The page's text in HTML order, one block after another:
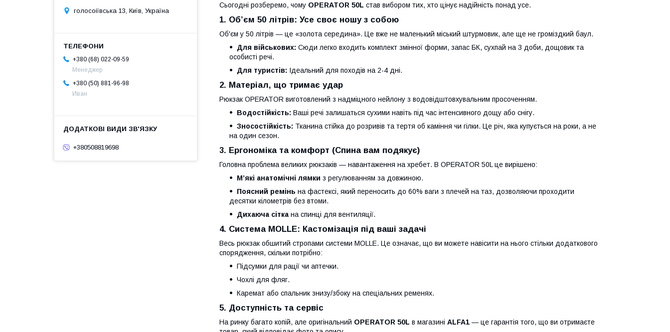
Сьогодні розберемо, чому OPERATOR 50L став вибором тих, хто цінує надійність понад усе.
1. Об’єм 50 літрів: Усе своє ношу з собою
Об'єм у 50 літрів — це «золота середина». Це вже не маленький міський штурмовик, але ще не громіздкий баул.
Для військових: Сюди легко входить комплект змінної форми, запас БК, сухпай на 3 доби, дощовик та
особисті речі.
Для туристів: Ідеальний для походів на 2-4 дні.
2. Матеріал, що тримає удар
Рюкзак OPERATOR виготовлений з надміцного нейлону з водовідштовхувальним просоченням.
Водостійкість: Ваші речі залишаться сухими навіть під час інтенсивного дощу або снігу.
Зносостійкість: Тканина стійка до розривів та тертя об каміння чи гілки. Це річ, яка купується на роки, а не
на один сезон.
3. Ергономіка та комфорт (Спина вам подякує)
Головна проблема великих рюкзаків — навантаження на хребет. В OPERATOR 50L це вирішено:
М’які анатомічні лямки з регулюванням за довжиною.
Поясний ремінь на фастексі, який переносить до 60% ваги з плечей на таз, дозволяючи проходити
десятки кілометрів без втоми.
Дихаюча сітка на спинці для вентиляції.
4. Система MOLLE: Кастомізація під ваші задачі
Весь рюкзак обшитий стропами системи MOLLE. Це означає, що ви можете навісити на нього стільки додаткового
спорядження, скільки потрібно:
Підсумки для рації чи аптечки.
Чохлі для фляг.
Каремат або спальник знизу/збоку на спеціальних ременях.
5. Доступність та сервіс
На ринку багато копій, але оригінальний OPERATOR 50L в магазині ALFA1 — це гарантія того, що ви отримаєте
голосоіївська 13, Київ, Україна
+380 (68) 022-09-59
Менеджер
+380 (50) 881-96-98
Иван
+380508819698